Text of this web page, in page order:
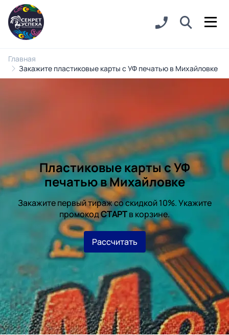
Главная
Закажите пластиковые карты с УФ печатью в Михайловке
Пластиковые карты с УФ
печатью в Михайловке
Закажите первый тираж со скидкой 10%. Укажите
промокодСТАРТв корзине.
Рассчитать